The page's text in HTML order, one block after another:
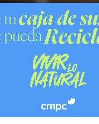
VISTO ESTA SEMANA
plataforma para
presenta mapa de
plan integral de